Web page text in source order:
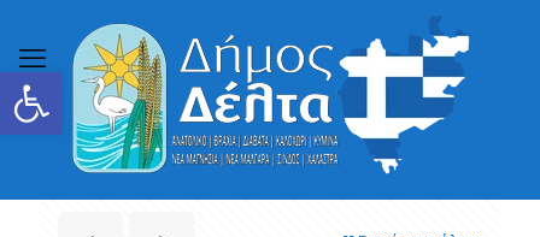
Ανοίξτε τη γραμμή εργαλείων